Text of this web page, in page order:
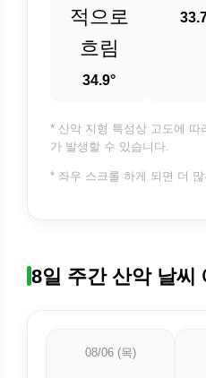
적으로
흐림
34.9°
* 산악 지형 특성상 고도에 따
가 발생할 수 있습니다.
* 좌우 스크롤 하게 되면 더
8일 주간 산악 날씨
08/06 (목)